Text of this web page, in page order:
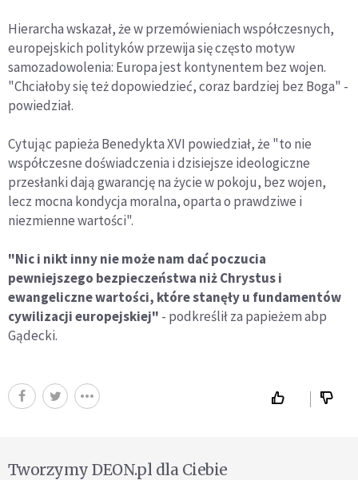
Hierarcha wskazał, że w przemówieniach współczesnych,
europejskich polityków przewija się często motyw
samozadowolenia: Europa jest kontynentem bez wojen.
"Chciałoby się też dopowiedzieć, coraz bardziej bez Boga" -
powiedział.
Cytując papieża Benedykta XVI powiedział, że "to nie
współczesne doświadczenia i dzisiejsze ideologiczne
przesłanki dają gwarancję na życie w pokoju, bez wojen,
lecz mocna kondycja moralna, oparta o prawdziwe i
niezmienne wartości".
"Nic i nikt inny nie może nam dać poczucia
pewniejszego bezpieczeństwa niż Chrystus i
ewangeliczne wartości, które stanęły u fundamentów
cywilizacji europejskiej" - podkreślił za papieżem abp
Gądecki.
Tworzymy DEON.pl dla Ciebie